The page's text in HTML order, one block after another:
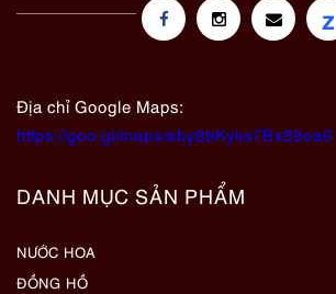
z
Địa chỉ Google Maps:
https://goo.gl/maps/eby8bKyks7Bx89oa6
DANH MỤC SẢN PHẨM
NƯỚC HOA
ĐỒNG HỒ